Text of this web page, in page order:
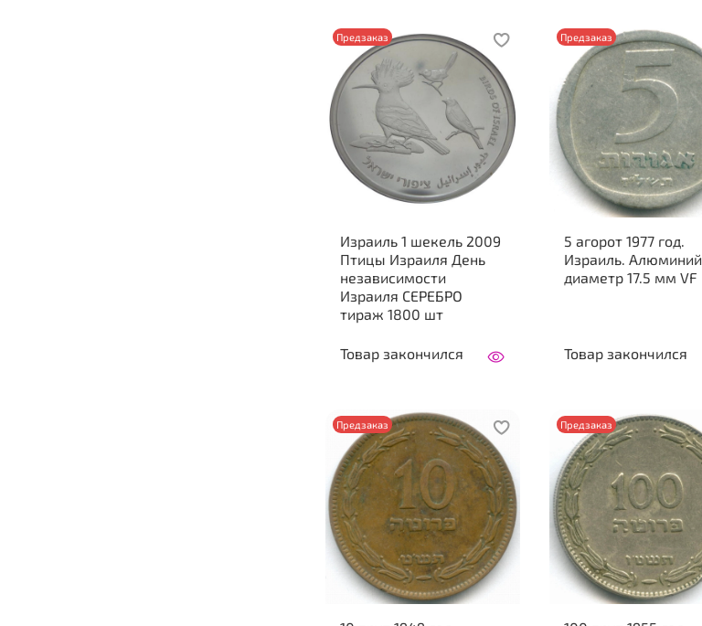
Предзаказ
Израиль 1 шекель 2009
Птицы Израиля День
независимости
Израиля СЕРЕБРО
тираж 1800 шт
Товар закончился
Предзаказ
5 агорот 1977 год.
Израиль. Алюминий,
диаметр 17.5 мм VF
Товар закончился
Предзаказ Предзаказ